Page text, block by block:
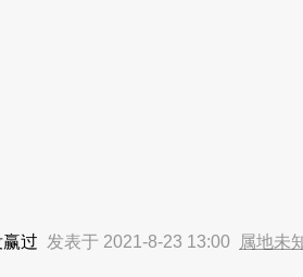
过 发表于 2021-8-23 13:00 属地未